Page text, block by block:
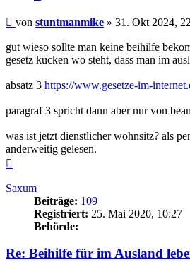
Beitrag
von stuntmanmike » 31. Okt 2024,
gut wieso sollte man keine beihilfe
gesetz kucken wo steht, dass man im
absatz 3 https://www.gesetze-im-
paragraf 3 spricht dann aber nur von
was ist jetzt dienstlicher wohnsitz? als
anderweitig gelesen.
Saxum
Beiträge: 109
Registriert: 25. Mai 2020, 10:27
Behörde:
Re: Beihilfe für im Ausland